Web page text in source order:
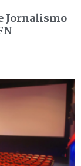
Jornalismo